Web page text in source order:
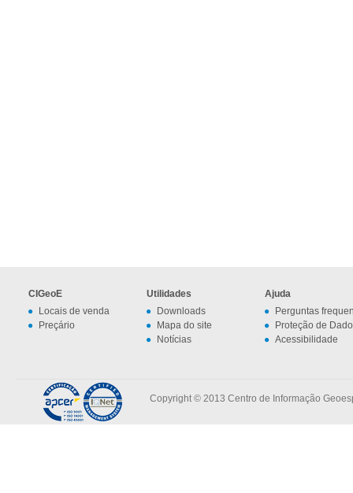
CIGeoE
Locais de venda
Preçário
Utilidades
Downloads
Mapa do site
Notícias
Ajuda
Perguntas
Proteção de
Acessibilidade
Copyright © 2013 Centro de Informação